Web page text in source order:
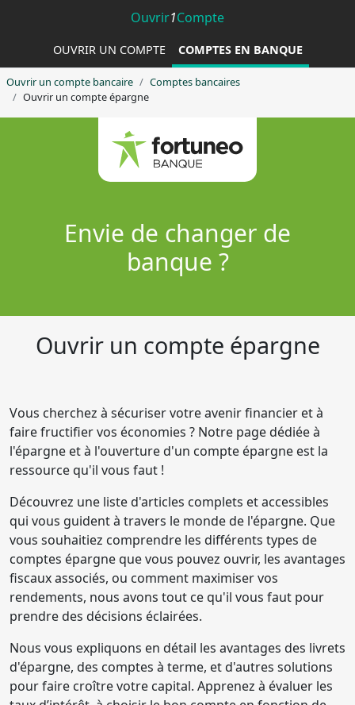
Ouvrir1Compte
OUVRIR UN COMPTE COMPTES EN BANQUE
Ouvrir un compte bancaire
Comptes bancaires
Ouvrir un compte épargne
Envie de changer de
banque ?
Ouvrir un compte épargne
Vous cherchez à sécuriser votre avenir financier et à
faire fructifier vos économies ? Notre page dédiée à
l'épargne et à l'ouverture d'un compte épargne est la
ressource qu'il vous faut !
Découvrez une liste d'articles complets et accessibles
qui vous guident à travers le monde de l'épargne. Que
vous souhaitiez comprendre les différents types de
comptes épargne que vous pouvez ouvrir, les avantages
fiscaux associés, ou comment maximiser vos
rendements, nous avons tout ce qu'il vous faut pour
prendre des décisions éclairées.
Nous vous expliquons en détail les avantages des livrets
d'épargne, des comptes à terme, et d'autres solutions
pour faire croître votre capital. Apprenez à évaluer les